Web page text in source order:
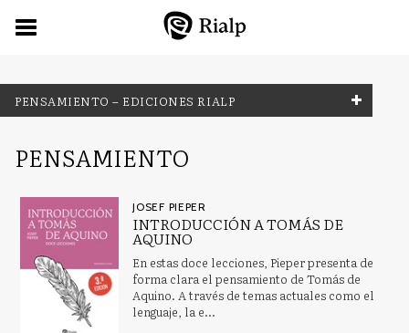
PENSAMIENTO – EDICIONES RIALP
FILTRADO POR:
MATERIAS
Antropología
Aprendizaje abierto, educación en el hogar, educación a
PENSAMIENTO
JOSEF PIEPER
INTRODUCCIÓN A TOMÁS DE
AQUINO
En estas doce lecciones, Pieper presenta de
forma clara el pensamiento de Tomás de
Aquino. A través de temas actuales como el
lenguaje, la e...